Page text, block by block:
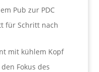
Pub zur PDC
für Schritt nach
mit kühlem Kopf
Fokus des